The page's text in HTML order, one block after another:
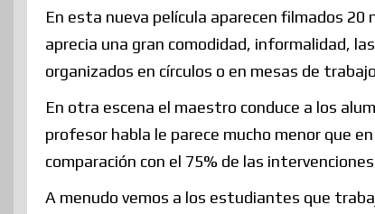
En esta nueva película aparecen filmados 20
aprecia una gran comodidad, informalidad,
organizados en círculos o en mesas de
En otra escena el maestro conduce a los
profesor habla le parece mucho menor que
comparación con el 75% de las
A menudo vemos a los estudiantes que